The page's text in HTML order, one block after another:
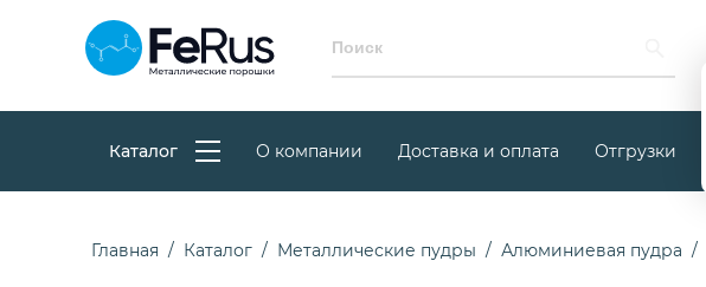
Каталог О компании Доставка и оплата Отгрузки
Главная Каталог Металлические пудры Алюминиевая пудра